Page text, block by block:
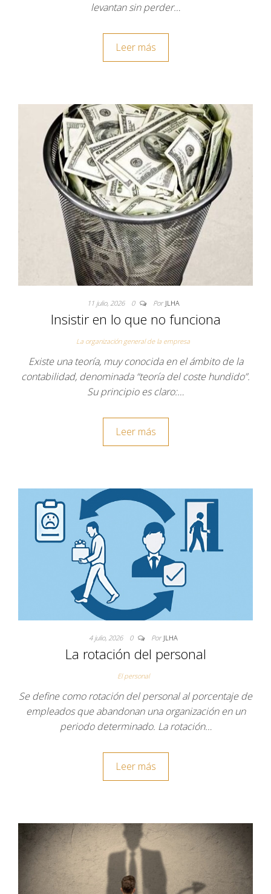
levantan sin perder…
Leer más
11 julio, 2026 0 Por JLHA
Insistir en lo que no funciona
La organización general de la empresa
Existe una teoría, muy conocida en el ámbito de la
contabilidad, denominada “teoría del coste hundido”.
Su principio es claro:…
Leer más
4 julio, 2026 0 Por JLHA
La rotación del personal
El personal
Se define como rotación del personal al porcentaje de
empleados que abandonan una organización en un
periodo determinado. La rotación…
Leer más